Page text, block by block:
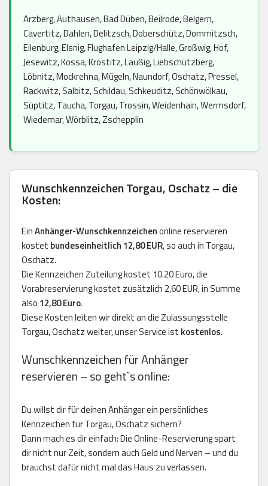
Arzberg, Authausen, Bad Düben, Beilrode, Belgern,
Cavertitz, Dahlen, Delitzsch, Doberschütz, Dommitzsch,
Eilenburg, Elsnig, Flughafen Leipzig/Halle, Großwig, Hof,
Jesewitz, Kossa, Krostitz, Laußig, Liebschützberg,
Löbnitz, Mockrehna, Mügeln, Naundorf, Oschatz, Pressel,
Rackwitz, Salbitz, Schildau, Schkeuditz, Schönwölkau,
Süptitz, Taucha, Torgau, Trossin, Weidenhain, Wermsdorf,
Wiedemar, Wörblitz, Zschepplin
Wunschkennzeichen Torgau, Oschatz – die
Kosten:
EinAnhänger-Wunschkennzeichenonline reservieren
kostet bundeseinheitlich 12,80 EUR, so auch in Torgau,
Oschatz.
Die Kennzeichen Zuteilung kostet 10.20 Euro, die
Vorabreservierung kostet zusätzlich 2,60 EUR, in Summe
also 12,80 Euro.
Diese Kosten leiten wir direkt an die Zulassungsstelle
Torgau, Oschatz weiter, unser Service ist kostenlos.
Wunschkennzeichen für Anhänger
reservieren – so geht`s online:
Du willst dir für deinen Anhänger ein persönliches
Kennzeichen für Torgau, Oschatz sichern?
Dann mach es dir einfach: Die Online-Reservierung spart
dir nicht nur Zeit, sondern auch Geld und Nerven – und du
brauchst dafür nicht mal das Haus zu verlassen.